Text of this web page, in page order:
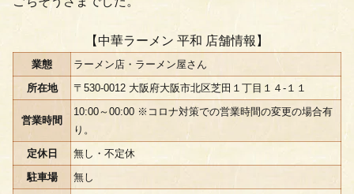
【中華ラーメン 平和 店舗情報】
業態
ラーメン店・ラーメン屋さん
所在地
〒530-0012 大阪府大阪市北区芝田１丁目１４-１１
営業時間
10:00～00:00 ※コロナ対策での営業時間の変更の場合有
り。
定休日
無し・不定休
駐車場
無し